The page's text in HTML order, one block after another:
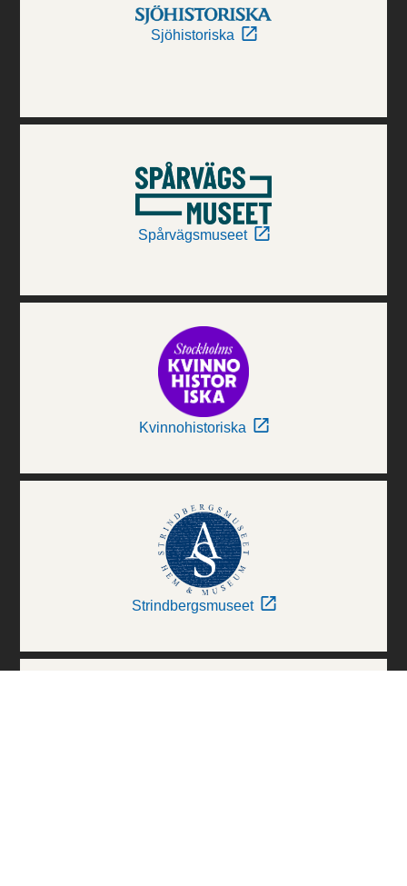
Sjöhistoriska
Spårvägsmuseet
Kvinnohistoriska
Strindbergsmuseet